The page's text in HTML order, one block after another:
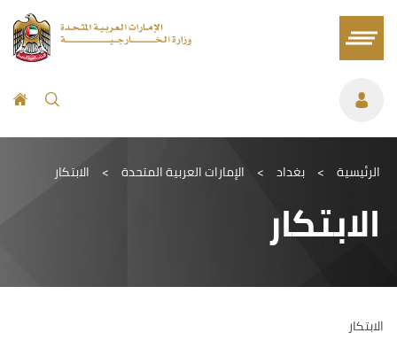
الرئيسية > بغداد > الإمارات العربية المتحدة > الابتكار
الابتكار
الابتكار